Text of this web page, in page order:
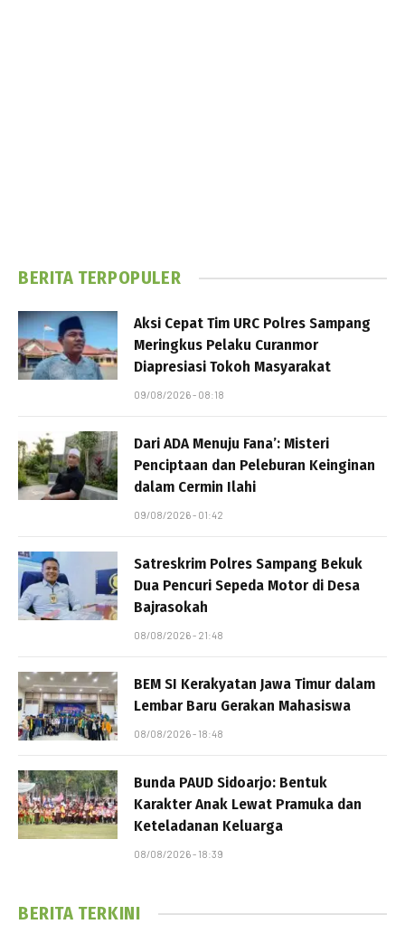
BERITA TERPOPULER
Aksi Cepat Tim URC Polres Sampang
Meringkus Pelaku Curanmor
Diapresiasi Tokoh Masyarakat
09/08/2026 - 08:18
Dari ADA Menuju Fana’: Misteri
Penciptaan dan Peleburan Keinginan
dalam Cermin Ilahi
09/08/2026 - 01:42
Satreskrim Polres Sampang Bekuk
Dua Pencuri Sepeda Motor di Desa
Bajrasokah
08/08/2026 - 21:48
BEM SI Kerakyatan Jawa Timur dalam
Lembar Baru Gerakan Mahasiswa
08/08/2026 - 18:48
Bunda PAUD Sidoarjo: Bentuk
Karakter Anak Lewat Pramuka dan
Keteladanan Keluarga
08/08/2026 - 18:39
BERITA TERKINI